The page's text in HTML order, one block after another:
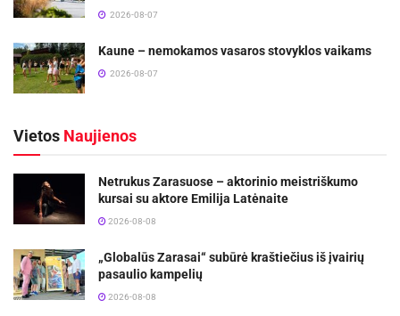
2026-08-07
Kaune – nemokamos vasaros stovyklos vaikams
2026-08-07
Vietos Naujienos
Netrukus Zarasuose – aktorinio meistriškumo
kursai su aktore Emilija Latėnaite
2026-08-08
„Globalūs Zarasai“ subūrė kraštiečius iš įvairių
pasaulio kampelių
2026-08-08